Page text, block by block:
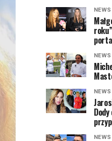
NEWS
NEWS
NEWS
NEWS